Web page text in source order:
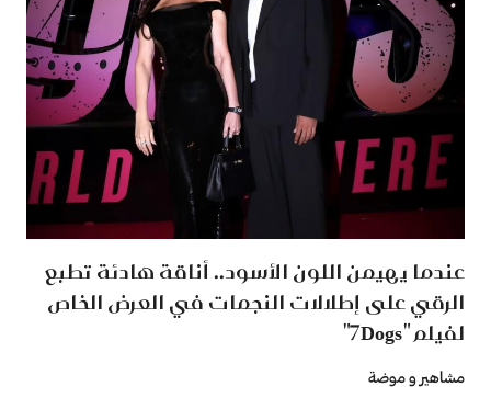
عندما يهيمن اللون الأسود.. أناقة هادئة تطبع
الرقي على إطلالات النجمات في العرض الخاص
لفيلم "7Dogs"
مشاهير و موضة